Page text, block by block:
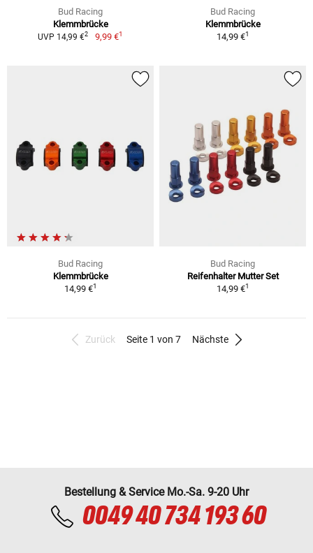
Bud Racing
Klemmbrücke
UVP 14,99 €2 9,99 €1
Bud Racing
Klemmbrücke
14,99 €1
Bud Racing
Klemmbrücke
14,99 €1
Bud Racing
Reifenhalter Mutter Set
14,99 €1
Zurück Seite 1 von 7 Nächste
Bestellung & Service Mo.-Sa. 9-20 Uhr
0049 40 734 193 60